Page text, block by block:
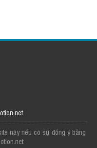
này nếu có sự đồng ý bằng